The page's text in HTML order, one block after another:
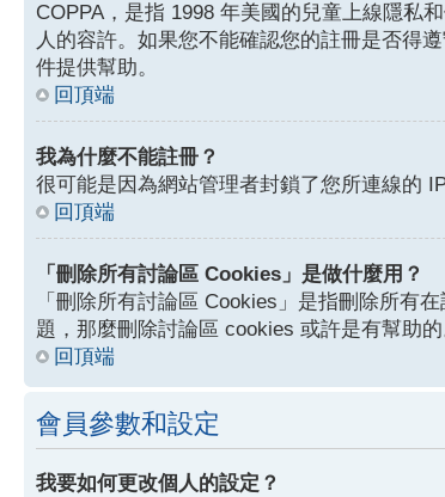
COPPA，是指 1998 年美國的兒童上線隱私
人的容許。如果您不能確認您的註冊是否得
件提供幫助。
回頂端
我為什麼不能註冊？
很可能是因為網站管理者封鎖了您所連線的
回頂端
「刪除所有討論區 Cookies」是做什麼用？
「刪除所有討論區 Cookies」是指刪除所有
題，那麼刪除討論區 cookies 或許是有幫助的
回頂端
會員參數和設定
我要如何更改個人的設定？